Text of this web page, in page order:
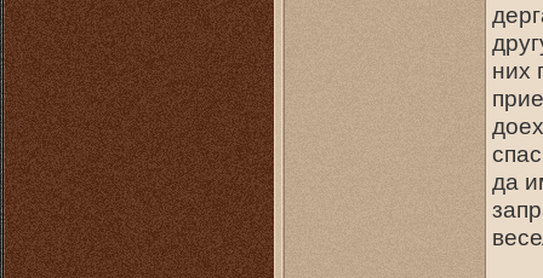
них
да